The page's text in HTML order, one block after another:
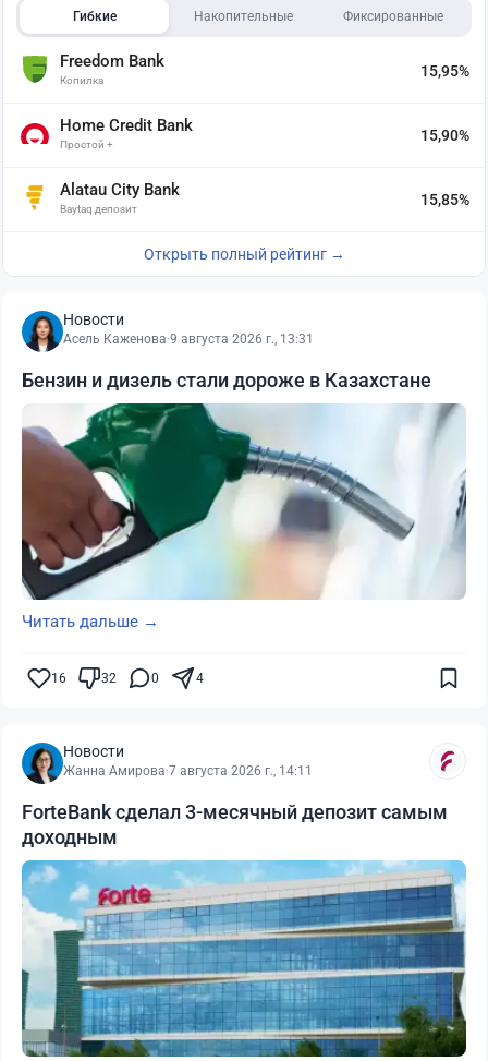
Гибкие Накопительные Фиксированные
Freedom Bank
Копилка
15,95%
Home Credit Bank
Простой +
15,90%
Alatau City Bank
Baytaq депозит
15,85%
Открыть полный рейтинг →
Новости
Асель Каженова·9 августа 2026 г., 13:31
Бензин и дизель стали дороже в Казахстане
Читать дальше →
16 32 0 4
Новости
Жанна Амирова·7 августа 2026 г., 14:11
ForteBank сделал 3-месячный депозит самым
доходным